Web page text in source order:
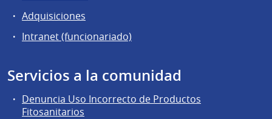
Adquisiciones
Intranet (funcionariado)
Servicios a la comunidad
Denuncia Uso Incorrecto de Productos
Fitosanitarios